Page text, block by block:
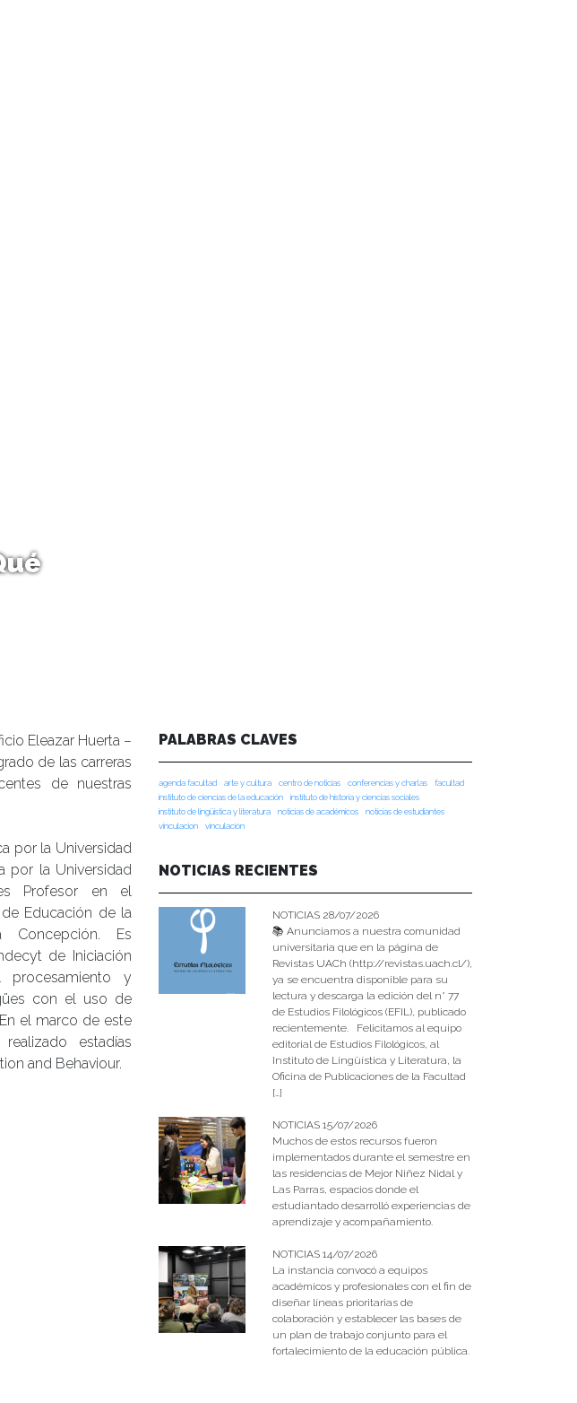
Eleazar Huerta –
de las carreras
de nuestras
por la Universidad
por la Universidad
Profesor en el
Educación de la
Concepción. Es
de Iniciación
y
con el uso de
el marco de este
estadías
and Behaviour.
PALABRAS CLAVES
agenda facultad arte y cultura centro de noticias conferencias y charlas
facultad
instituto de ciencias de la educación
instituto de historia y ciencias sociales
instituto de lingüística y literatura
noticias de académicos
noticias de estudiantes
vinculacion
vinculación
NOTICIAS RECIENTES
NOTICIAS 28/07/2026
📚 Anunciamos a nuestra comunidad
universitaria que en la página de
Revistas UACh (http://revistas.uach.cl/),
ya se encuentra disponible para su
lectura y descarga la edición del n° 77
de Estudios Filológicos (EFIL), publicado
recientemente. Felicitamos al equipo
editorial de Estudios Filológicos, al
Instituto de Lingüística y Literatura, la
Oficina de Publicaciones de la Facultad
[…]
NOTICIAS 15/07/2026
Muchos de estos recursos fueron
implementados durante el semestre en
las residencias de Mejor Niñez Nidal y
Las Parras, espacios donde el
estudiantado desarrolló experiencias de
aprendizaje y acompañamiento.
NOTICIAS 14/07/2026
La instancia convocó a equipos
académicos y profesionales con el fin de
diseñar líneas prioritarias de
colaboración y establecer las bases de
un plan de trabajo conjunto para el
fortalecimiento de la educación pública.